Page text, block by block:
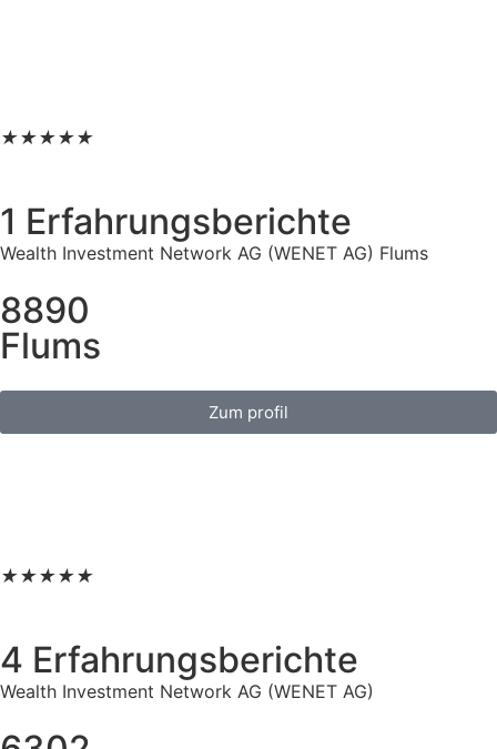
★★★★★
1 Erfahrungsberichte
Wealth Investment Network AG (WENET AG) Flums
8890
Flums
Zum profil
★★★★★
4 Erfahrungsberichte
Wealth Investment Network AG (WENET AG)